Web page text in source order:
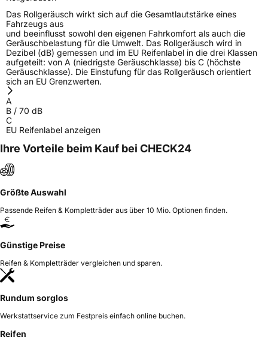
3PMSF / Schneeflockensymbol / Alpine-Symbol Nein
EPREL ID1633497
Allgemeine Produktsicherheit (GPSR)
HerstellerkontaktInter-Sprint Banden B.V., Distriboulevard 25
Das Rollgeräusch wirkt sich auf die Gesamtlautstärke eines
Fahrzeugs aus
und beeinflusst sowohl den eigenen Fahrkomfort als auch die
Geräuschbelastung für die Umwelt. Das Rollgeräusch wird in
Dezibel (dB) gemessen und im EU Reifenlabel in die drei Klassen
aufgeteilt: von A (niedrigste Geräuschklasse) bis C (höchste
Geräuschklasse). Die Einstufung für das Rollgeräusch orientiert
sich an EU Grenzwerten.
A
B / 70 dB
C
EU Reifenlabel anzeigen
Ihre Vorteile beim Kauf bei CHECK24
Größte Auswahl
Passende Reifen & Kompletträder aus über 10 Mio. Optionen finden.
Günstige Preise
Reifen & Kompletträder vergleichen und sparen.
Rundum sorglos
Werkstattservice zum Festpreis einfach online buchen.
Reifen